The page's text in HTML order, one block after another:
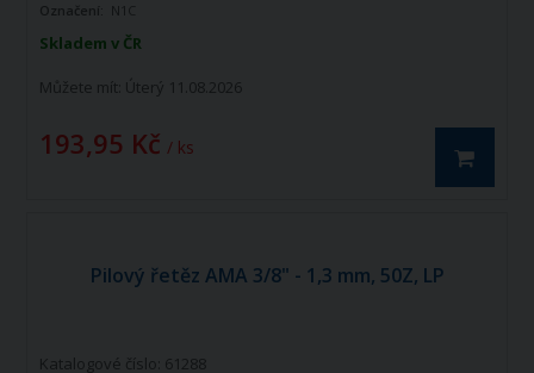
Skladem v ČR
Můžete mít: Úterý 11.08.2026
193,95 Kč / ks
Označení: N1C
Pilový řetěz AMA 3/8" - 1,3 mm, 50Z, LP
Katalogové číslo: 61288